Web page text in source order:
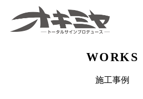
板 有限会社オキWORKS
施工事例